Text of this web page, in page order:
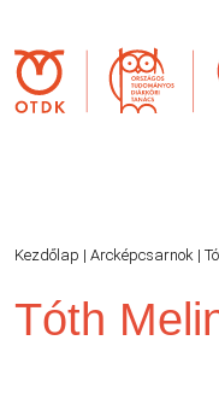
Kezdőlap | Arcképcsarnok |
Tóth